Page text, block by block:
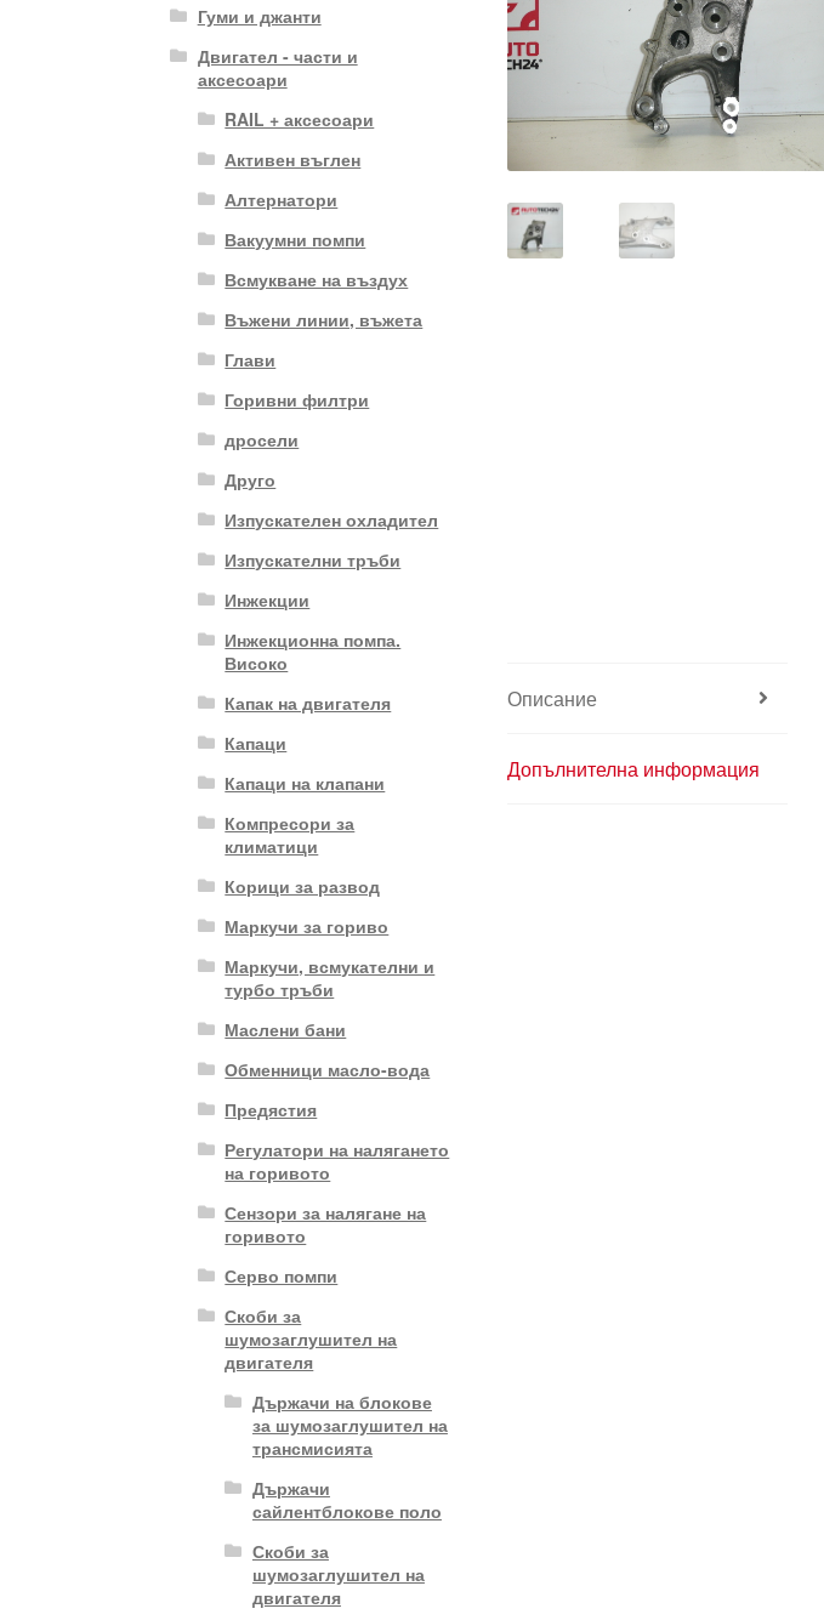
Описание
Допълнителна информация
Гуми и джанти
Двигател - части и
аксесоари
RAIL + аксесоари
Активен въглен
Алтернатори
Вакуумни помпи
Всмукване на въздух
Въжени линии, въжета
Глави
Горивни филтри
дросели
Друго
Изпускателен охладител
Изпускателни тръби
Инжекции
Инжекционна помпа.
Високо
Капак на двигателя
Капаци
Капаци на клапани
Компресори за
климатици
Корици за развод
Маркучи за гориво
Маркучи, всмукателни и
турбо тръби
Маслени бани
Обменници масло-вода
Предястия
Регулатори на налягането
на горивото
Сензори за налягане на
горивото
Серво помпи
Скоби за
шумозаглушител на
двигателя
Държачи на блокове
за шумозаглушител на
трансмисията
Държачи
сайлентблокове поло
Скоби за
шумозаглушител на
двигателя